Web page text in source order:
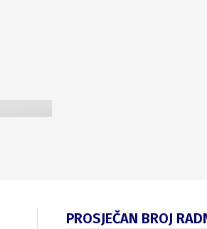
PROSJEČAN BROJ